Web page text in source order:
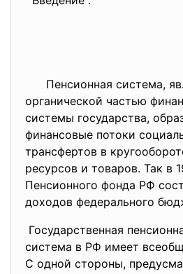
Пенсионная система,
органической частью
системы государства,
финансовые потоки
трансфертов в
ресурсов и товаров. Так в
Пенсионного фонда РФ
доходов федерального
Государственная
система в РФ имеет
С одной стороны,